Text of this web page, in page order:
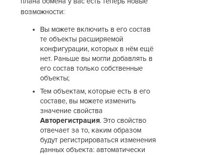
возможности:
Вы можете включить в его состав
те объекты расширяемой
конфигурации, которых в нём ещё
нет. Раньше вы могли добавлять в
его состав только собственные
объекты;
Тем объектам, которые есть в его
составе, вы можете изменить
значение свойства
Авторегистрация. Это свойство
отвечает за то, каким образом
будут регистрироваться изменения
данных объекта: автоматически